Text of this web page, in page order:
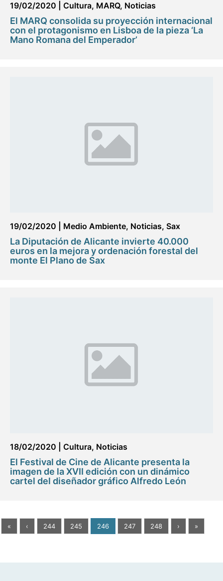
19/02/2020 Cultura, MARQ, Noticias
El MARQ consolida su proyección internacional
con el protagonismo en Lisboa de la pieza ‘La
Mano Romana del Emperador’
19/02/2020 Medio Ambiente, Noticias, Sax
La Diputación de Alicante invierte 40.000
euros en la mejora y ordenación forestal del
monte El Plano de Sax
18/02/2020 Cultura, Noticias
El Festival de Cine de Alicante presenta la
imagen de la XVII edición con un dinámico
cartel del diseñador gráfico Alfredo León
« ‹ 244 245 246 247 248 › »